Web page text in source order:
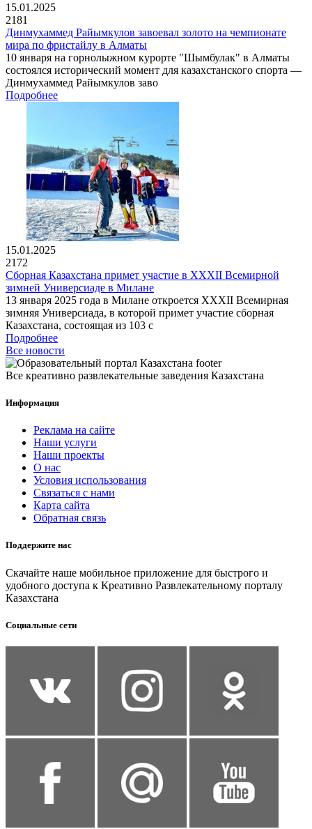
15.01.2025
2181
Динмухаммед Райымкулов завоевал золото на чемпионате
мира по фристайлу в Алматы
10 января на горнолыжном курорте "Шымбулак" в Алматы
состоялся исторический момент для казахстанского спорта —
Динмухаммед Райымкулов заво
Подробнее
15.01.2025
2172
Сборная Казахстана примет участие в XXXII Всемирной
зимней Универсиаде в Милане
13 января 2025 года в Милане откроется XXXII Всемирная
зимняя Универсиада, в которой примет участие сборная
Казахстана, состоящая из 103 с
Подробнее
Все новости
Все креативно развлекательные заведения Казахстана
Информация
Реклама на сайте
Наши услуги
Наши проекты
О нас
Условия использования
Связаться с нами
Карта сайта
Обратная связь
Поддержите нас
Скачайте наше мобильное приложение для быстрого и
удобного доступа к Креативно Развлекательному порталу
Казахстана
Социальные сети